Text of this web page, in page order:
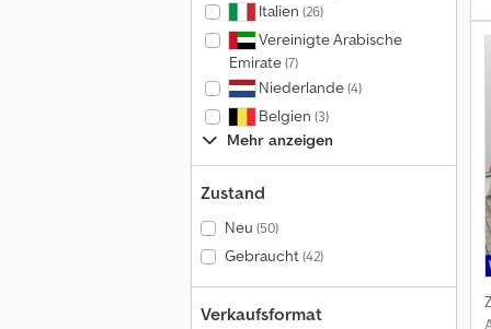
Italien (26)
Vereinigte Arabische
Emirate(7)
Niederlande(4)
Belgien (3)
Mehr anzeigen
Zustand
Neu (50)
Gebraucht(42)
Verkaufsformat